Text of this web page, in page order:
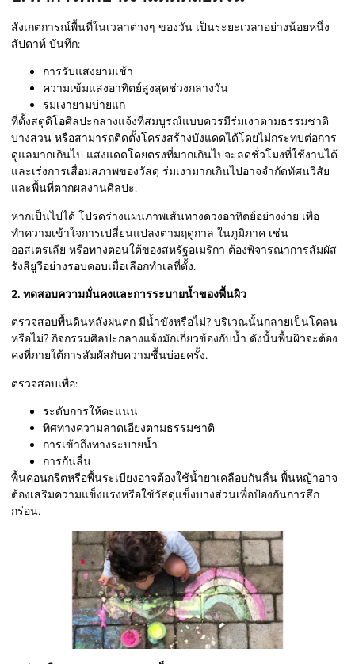
สังเกตการณ์พื้นที่ในเวลาต่างๆ ของวัน เป็นระยะเวลาอย่างน้อยหนึ่ง
สัปดาห์ บันทึก:
การรับแสงยามเช้า
ความเข้มแสงอาทิตย์สูงสุดช่วงกลางวัน
ร่มเงายามบ่ายแก่
ที่ตั้งสตูดิโอศิลปะกลางแจ้งที่สมบูรณ์แบบควรมีร่มเงาตามธรรมชาติ
บางส่วน หรือสามารถติดตั้งโครงสร้างบังแดดได้โดยไม่กระทบต่อการ
ดูแลมากเกินไป แสงแดดโดยตรงที่มากเกินไปจะลดชั่วโมงที่ใช้งานได้
และเร่งการเสื่อมสภาพของวัสดุ ร่มเงามากเกินไปอาจจำกัดทัศนวิสัย
และพื้นที่ตากผลงานศิลปะ.
หากเป็นไปได้ โปรดร่างแผนภาพเส้นทางดวงอาทิตย์อย่างง่าย เพื่อ
ทำความเข้าใจการเปลี่ยนแปลงตามฤดูกาล ในภูมิภาค เช่น
ออสเตรเลีย หรือทางตอนใต้ของสหรัฐอเมริกา ต้องพิจารณาการสัมผัส
รังสียูวีอย่างรอบคอบเมื่อเลือกทำเลที่ตั้ง.
2. ทดสอบความมั่นคงและการระบายน้ำของพื้นผิว
ตรวจสอบพื้นดินหลังฝนตก มีน้ำขังหรือไม่? บริเวณนั้นกลายเป็นโคลน
หรือไม่? กิจกรรมศิลปะกลางแจ้งมักเกี่ยวข้องกับน้ำ ดังนั้นพื้นผิวจะต้อง
คงที่ภายใต้การสัมผัสกับความชื้นบ่อยครั้ง.
ตรวจสอบเพื่อ:
ระดับการให้คะแนน
ทิศทางความลาดเอียงตามธรรมชาติ
การเข้าถึงทางระบายน้ำ
การกันลื่น
พื้นคอนกรีตหรือพื้นระเบียงอาจต้องใช้น้ำยาเคลือบกันลื่น พื้นหญ้าอาจ
ต้องเสริมความแข็งแรงหรือใช้วัสดุแข็งบางส่วนเพื่อป้องกันการสึก
กร่อน.